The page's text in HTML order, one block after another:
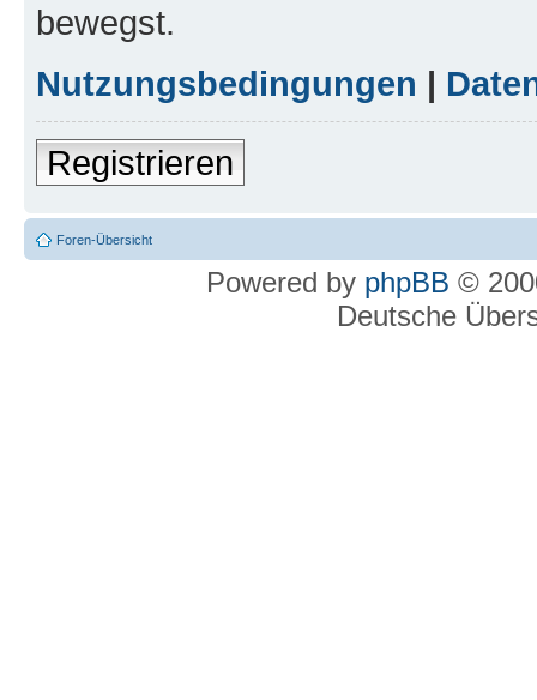
bewegst.
Nutzungsbedingungen |
Registrieren
Foren-Übersicht
Powered by phpBB ©
Deutsche